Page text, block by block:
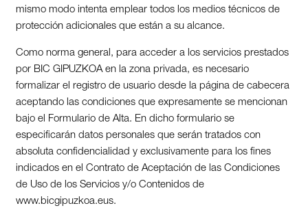
mismo modo intenta emplear todos los medios técnicos de
protección adicionales que están a su alcance.
Como norma general, para acceder a los servicios prestados
por BIC GIPUZKOA en la zona privada, es necesario
formalizar el registro de usuario desde la página de cabecera
aceptando las condiciones que expresamente se mencionan
bajo el Formulario de Alta. En dicho formulario se
especificarán datos personales que serán tratados con
absoluta confidencialidad y exclusivamente para los fines
indicados en el Contrato de Aceptación de las Condiciones
de Uso de los Servicios y/o Contenidos de
www.bicgipuzkoa.eus.